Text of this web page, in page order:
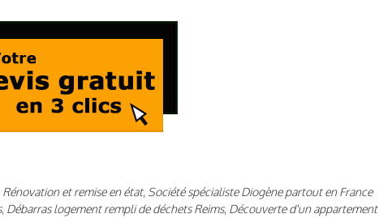
Rénovation et remise en état, Société spécialiste Diogène partout en France
, Débarras logement rempli de déchets Reims, Découverte d'un appartement